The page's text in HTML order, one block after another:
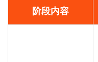
阶段内容